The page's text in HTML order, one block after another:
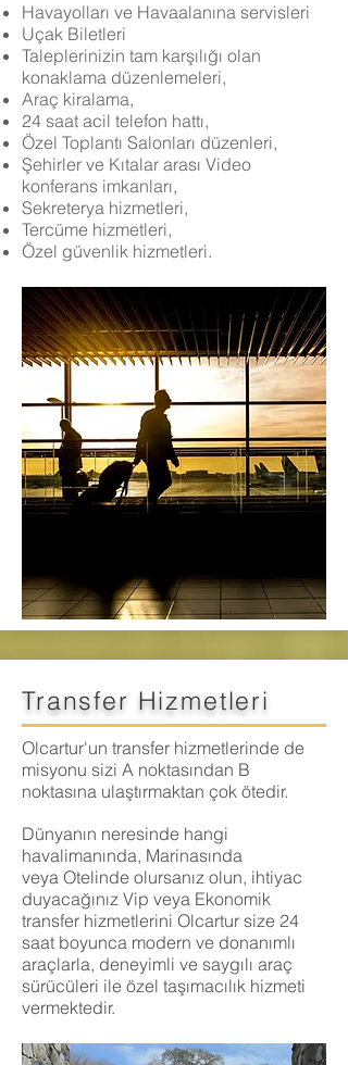
Havayolları ve Havaalanına servisleri
Uçak Biletleri
Taleplerinizin tam karşılığı olan
konaklama düzenlemeleri,
Araç kiralama,
24 saat acil telefon hattı,
Özel Toplantı Salonları düzenleri,
Şehirler ve Kıtalar arası Video
konferans imkanları,
Sekreterya hizmetleri,
Tercüme hizmetleri,
Özel güvenlik hizmetleri.
Transfer Hizmetleri
Olcartur'un transfer hizmetlerinde de
misyonu sizi A noktasından B
noktasına ulaştırmaktan çok ötedir.
Dünyanın neresinde hangi
havalimanında, Marinasında
veya Otelinde olursanız olun, ihtiyac
duyacağınız Vip veya Ekonomik
transfer hizmetlerini Olcartur size 24
saat boyunca modern ve donanımlı
araçlarla, deneyimli ve saygılı araç
sürücüleri ile özel taşımacılık hizmeti
vermektedir.